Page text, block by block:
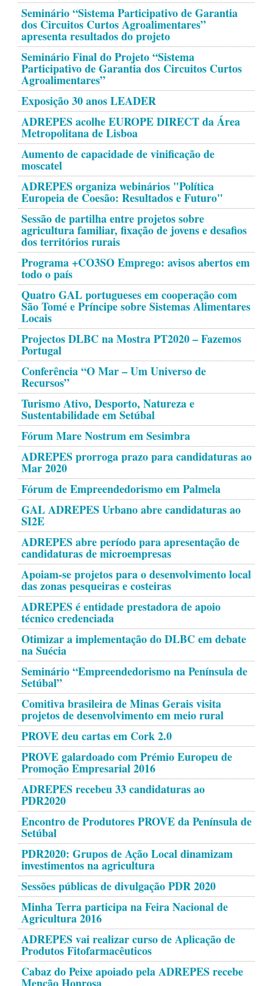
Seminário “Sistema Participativo de Garantia
dos Circuitos Curtos Agroalimentares”
apresenta resultados do projeto
Seminário Final do Projeto “Sistema
Participativo de Garantia dos Circuitos Curtos
Agroalimentares”
Exposição 30 anos LEADER
ADREPES acolhe EUROPE DIRECT da Área
Metropolitana de Lisboa
Aumento de capacidade de vinificação de
moscatel
ADREPES organiza webinários "Política
Europeia de Coesão: Resultados e Futuro"
Sessão de partilha entre projetos sobre
agricultura familiar, fixação de jovens e desafios
dos territórios rurais
Programa +CO3SO Emprego: avisos abertos em
todo o país
Quatro GAL portugueses em cooperação com
São Tomé e Príncipe sobre Sistemas Alimentares
Locais
Projectos DLBC na Mostra PT2020 – Fazemos
Portugal
Conferência “O Mar – Um Universo de
Recursos”
Turismo Ativo, Desporto, Natureza e
Sustentabilidade em Setúbal
Fórum Mare Nostrum em Sesimbra
ADREPES prorroga prazo para candidaturas ao
Mar 2020
Fórum de Empreendedorismo em Palmela
GAL ADREPES Urbano abre candidaturas ao
SI2E
ADREPES abre período para apresentação de
candidaturas de microempresas
Apoiam-se projetos para o desenvolvimento local
das zonas pesqueiras e costeiras
ADREPES é entidade prestadora de apoio
técnico credenciada
Otimizar a implementação do DLBC em debate
na Suécia
Seminário “Empreendedorismo na Península de
Setúbal”
Comitiva brasileira de Minas Gerais visita
projetos de desenvolvimento em meio rural
PROVE deu cartas em Cork 2.0
PROVE galardoado com Prémio Europeu de
Promoção Empresarial 2016
ADREPES recebeu 33 candidaturas ao
PDR2020
Encontro de Produtores PROVE da Península de
Setúbal
PDR2020: Grupos de Ação Local dinamizam
investimentos na agricultura
Sessões públicas de divulgação PDR 2020
Minha Terra participa na Feira Nacional de
Agricultura 2016
ADREPES vai realizar curso de Aplicação de
Produtos Fitofarmacêuticos
Cabaz do Peixe apoiado pela ADREPES recebe